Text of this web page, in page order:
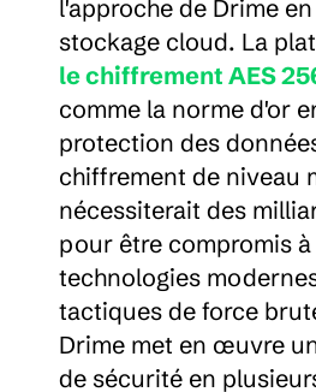
l'approche de Drime
le chiffrement AES
comme la norme d'or
protection des
chiffrement de niveau
nécessiterait des
pour être compromis à
technologies
tactiques de force
Drime met en œuvre
de sécurité en